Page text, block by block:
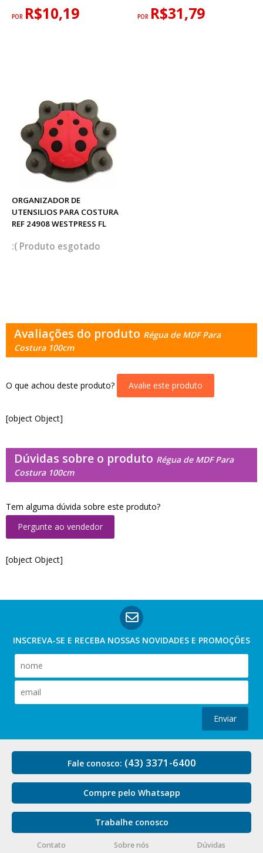
POR R$10,19 POR R$31,79
ORGANIZADOR DE
UTENSILIOS PARA COSTURA
REF 24908 WESTPRESS FL
esgotado
Avaliações do produto Régua de MDF Para
Costura 100cm
O que achou deste produto? Avalie este produto
[object Object]
Dúvidas sobre o produto Régua de MDF Para
Costura 100cm
Tem alguma dúvida sobre este produto?
Pergunte ao vendedor
[object Object]
INSCREVA-SE E RECEBA NOSSAS NOVIDADES E PROMOÇÕES
Enviar
Fale conosco: (43) 3371-6400
Compre pelo Whatsapp
Trabalhe conosco
Contato Sobre nós Dúvidas